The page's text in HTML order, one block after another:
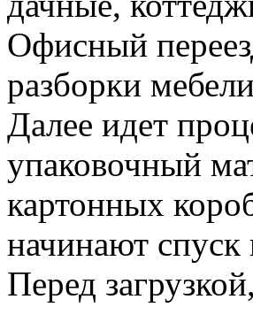
Офисный
разборки
Далее идет
упаковочный
картонных
начинают
Перед